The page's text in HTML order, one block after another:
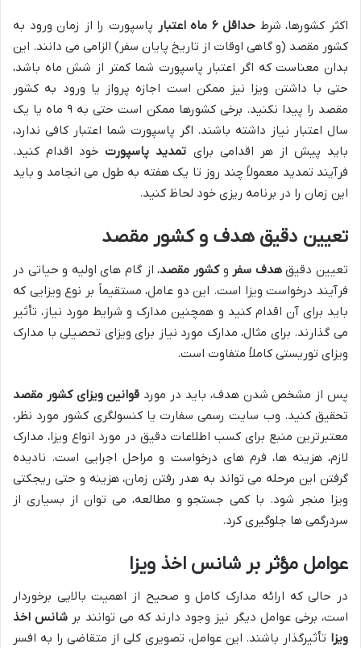
اکثر کشورها، شرط حداقل ۶ ماه اعتبار
پاسپورت را از زمان ورود به
کشور مقصد (و گاهی اوقات از تاریخ پایان سفر) الزامی می دانند. این
بدان معناست که اگر اعتبار پاسپورت شما کمتر از شش ماه باشد،
حتی با داشتن ویزا نیز ممکن است اجازه پرواز یا ورود به کشور
مقصد را پیدا نکنید. برخی کشورها ممکن است حتی به ۹ ماه یا یک
سال اعتبار نیاز داشته باشند. اگر پاسپورت شما اعتبار کافی ندارد،
باید پیش از هر اقدامی برای تمدید پاسپورت خود اقدام کنید.
فرآیند تمدید معمولاً چند روز تا یک هفته به طول می انجامد و باید
این زمان را در برنامه ریزی خود لحاظ کنید.
تعیین دقیق هدف و کشور مقصد
تعیین دقیقهدف سفر وکشور مقصد، از گام های اولیه و حیاتی در
فرآیند درخواست ویزا است. این دو عامل، مستقیماً بر نوع ویزایی که
باید برای آن اقدام کنید و همچنین مدارک و شرایط مورد نیاز، تأثیر
می گذارند. برای مثال، مدارک مورد نیاز برای ویزای تحصیلی با مدارک
ویزای توریستی کاملاً متفاوت است.
پس از مشخص شدن هدف، باید در مورد قوانین ویزای کشور مقصد
تحقیق کنید. وب سایت رسمی سفارت یا کنسولگری کشور مورد نظر،
معتبرترین منبع برای کسب اطلاعات دقیق در مورد انواع ویزا، مدارک
لازم، هزینه ها، فرم های درخواست و مراحل اجرایی است. نادیده
گرفتن این مرحله می تواند به هدر رفتن زمان، هزینه و حتی ریجکتی
ویزا منجر شود. با کمی جستجو و مطالعه، می توان از بسیاری از
سردرگمی ها جلوگیری کرد.
عوامل مؤثر بر شانس اخذ ویزا
در حالی که ارائه مدارک کامل و صحیح از اهمیت بالایی برخوردار
است، برخی عوامل دیگر نیز وجود دارند که می توانند بر شانس اخذ
ویزا تأثیرگذار باشند. این عوامل، تصویری کلی از متقاضی را به افسر